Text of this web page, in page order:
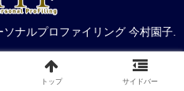
ナルプロファイリング 今村園子.
トップ サイドバー